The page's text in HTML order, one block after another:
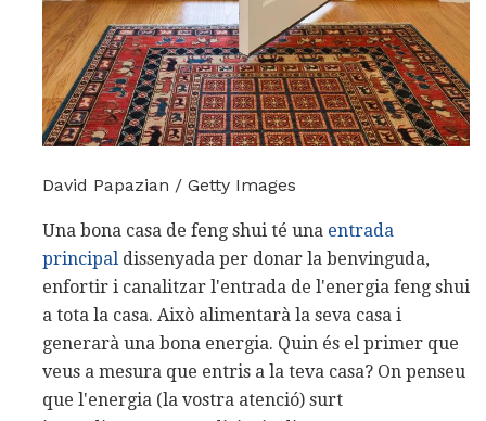
David Papazian / Getty Images
Una bona casa de feng shui té una entrada
principal dissenyada per donar la benvinguda,
enfortir i canalitzar l'entrada de l'energia feng shui
a tota la casa. Això alimentarà la seva casa i
generarà una bona energia. Quin és el primer que
veus a mesura que entris a la teva casa? On penseu
que l'energia (la vostra atenció) surt